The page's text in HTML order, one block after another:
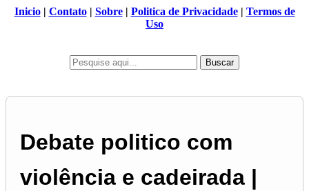
Inicio| Contato| Sobre| Politica de Privacidade| Termos de
Uso
Buscar
Debate politico com
violência e cadeirada |